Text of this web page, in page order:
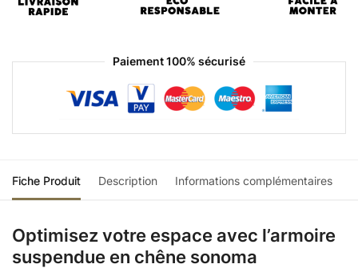
Paiement 100% sécurisé
Fiche Produit Description Informations complémentaires
Optimisez votre espace avec l’armoire
suspendue en chêne sonoma